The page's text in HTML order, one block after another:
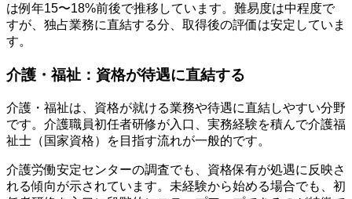
は例年15〜18%前後で推移しています。難易度は中程度で
すが、独占業務に直結する分、取得後の評価は安定していま
す。
介護・福祉：資格が待遇に直結する
介護・福祉は、資格が就ける業務や待遇に直結しやすい分野
です。介護職員初任者研修が入口、実務経験を積んで介護福
祉士（国家資格）を目指す流れが一般的です。
介護労働安定センターの調査でも、資格保有が処遇に反映さ
れる傾向が示されています。未経験から始める場合でも、初